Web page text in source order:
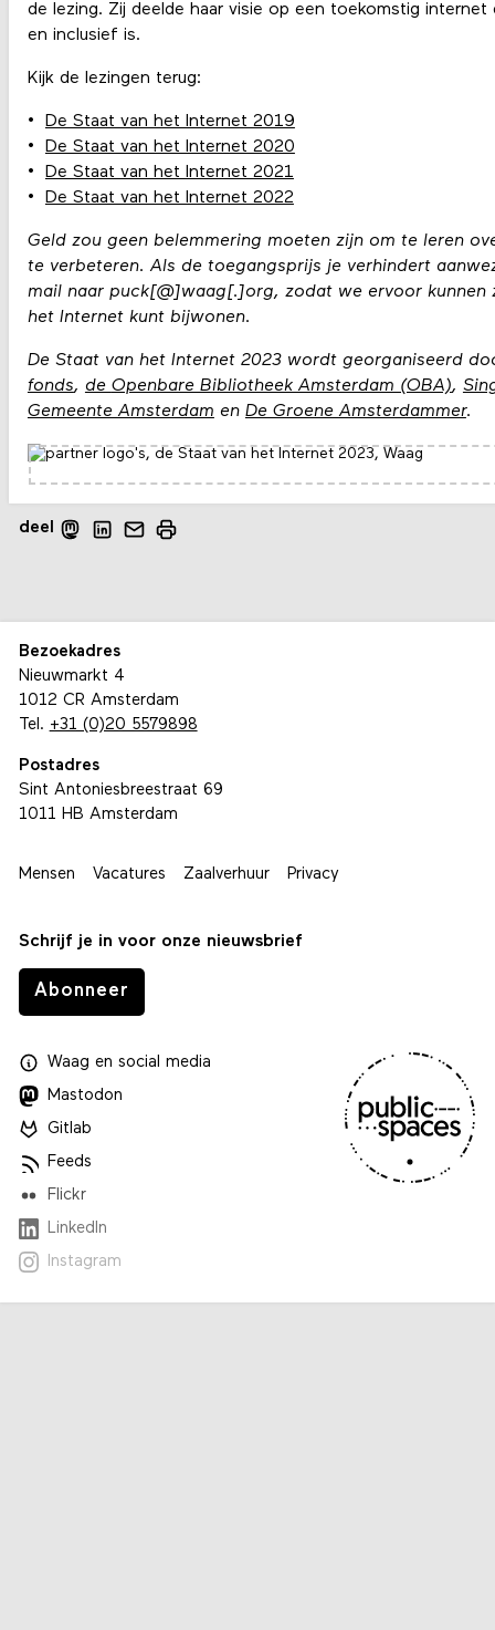
de lezing. Zij deelde haar visie op een toekomstig internet
en inclusief is.
Kijk de lezingen terug:
De Staat van het Internet 2019
De Staat van het Internet 2020
De Staat van het Internet 2021
De Staat van het Internet 2022
Geld zou geen belemmering moeten zijn om te leren
te verbeteren. Als de toegangsprijs je verhindert
mail naar puck[@]waag[.]org, zodat we ervoor kunnen
het Internet kunt bijwonen.
De Staat van het Internet 2023 wordt georganiseerd
fonds, de Openbare Bibliotheek Amsterdam (OBA),
Gemeente Amsterdam en De Groene Amsterdammer.
deel
Bezoekadres
Nieuwmarkt 4
1012 CR Amsterdam
Tel. +31 (0)20 5579898
Postadres
Sint Antoniesbreestraat 69
1011 HB Amsterdam
Mensen Vacatures Zaalverhuur Privacy
Schrijf je in voor onze nieuwsbrief
Abonneer
Waagen social media
Mastodon
Gitlab
Feeds
Flickr
LinkedIn
Instagram